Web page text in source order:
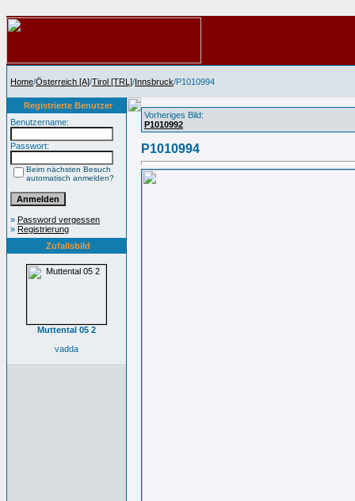
Home/Österreich [A]/Tirol [TRL]/Innsbruck/P1010994
Registrierte Benutzer
Benutzername:
Passwort:
Beim nächsten Besuch
automatisch anmelden?
» Password vergessen
» Registrierung
Zufallsbild
Muttental 05 2
vadda
Vorheriges Bild:
P1010992
P1010994